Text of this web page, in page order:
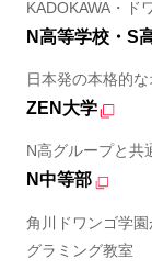
KADOKAWA・ド
N高等学校・S
日本発の本格的
ZEN大学
N高グループと共
N中等部
角川ドワンゴ学
グラミング教室